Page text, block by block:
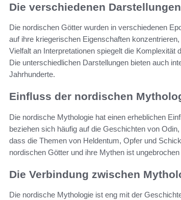
Die verschiedenen
Die nordischen Götter wurden in verschiedenen
auf ihre kriegerischen Eigenschaften
Vielfalt an Interpretationen spiegelt die
Die unterschiedlichen Darstellungen bieten auch
Jahrhunderte.
Einfluss der nordischen
Die nordische Mythologie hat einen erheblichen
beziehen sich häufig auf die Geschichten von
dass die Themen von Heldentum, Opfer und
nordischen Götter und ihre Mythen ist
Die Verbindung zwischen
Die nordische Mythologie ist eng mit der